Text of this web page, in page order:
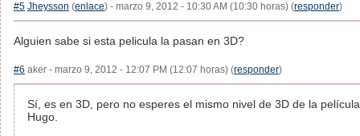
#5 Jheysson (enlace) - marzo 9, 2012 - 10:30 AM (10:30 horas) (responder)
Alguien sabe si esta pelicula la pasan en 3D?
#6 aker - marzo 9, 2012 - 12:07 PM (12:07 horas) (responder)
Sí, es en 3D, pero no esperes el mismo nivel de 3D de la película
Hugo.